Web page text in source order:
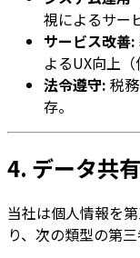
視によるサー
サービス改善:
よるUX向上
法令遵守: 税
存。
4. データ共
当社は個人情報を
り、次の類型の第